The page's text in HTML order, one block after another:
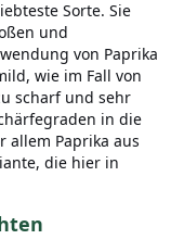
Sorte. Sie
und
von Paprika
wie im Fall von
scharf und sehr
in die
allem Paprika aus
die hier in